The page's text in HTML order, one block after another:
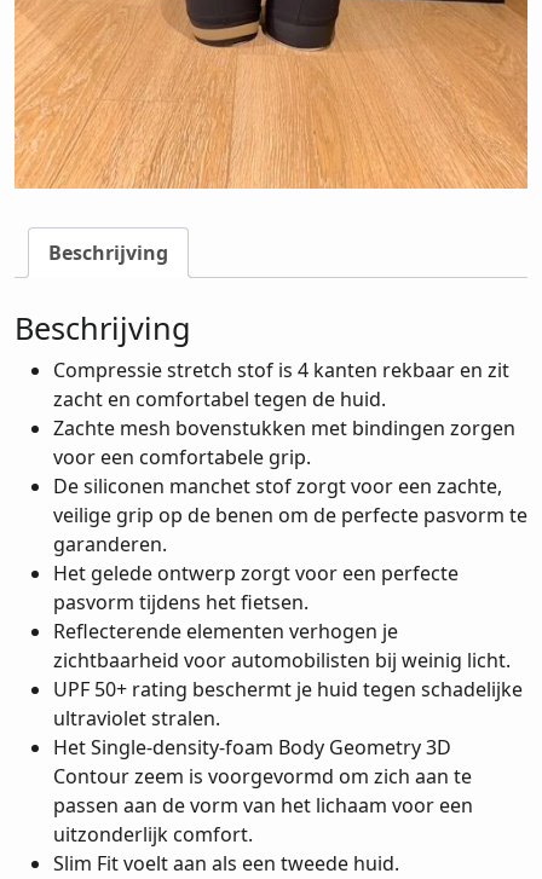
Beschrijving
Beschrijving
Compressie stretch stof is 4 kanten rekbaar en zit
zacht en comfortabel tegen de huid.
Zachte mesh bovenstukken met bindingen zorgen
voor een comfortabele grip.
De siliconen manchet stof zorgt voor een zachte,
veilige grip op de benen om de perfecte pasvorm te
garanderen.
Het gelede ontwerp zorgt voor een perfecte
pasvorm tijdens het fietsen.
Reflecterende elementen verhogen je
zichtbaarheid voor automobilisten bij weinig licht.
UPF 50+ rating beschermt je huid tegen schadelijke
ultraviolet stralen.
Het Single-density-foam Body Geometry 3D
Contour zeem is voorgevormd om zich aan te
passen aan de vorm van het lichaam voor een
uitzonderlijk comfort.
Slim Fit voelt aan als een tweede huid.